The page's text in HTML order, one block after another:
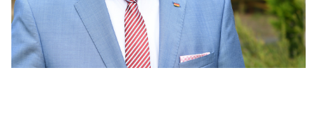
IM EUROPÄISCHEN PARLAMENT
NEWSLETTER ABONNIEREN